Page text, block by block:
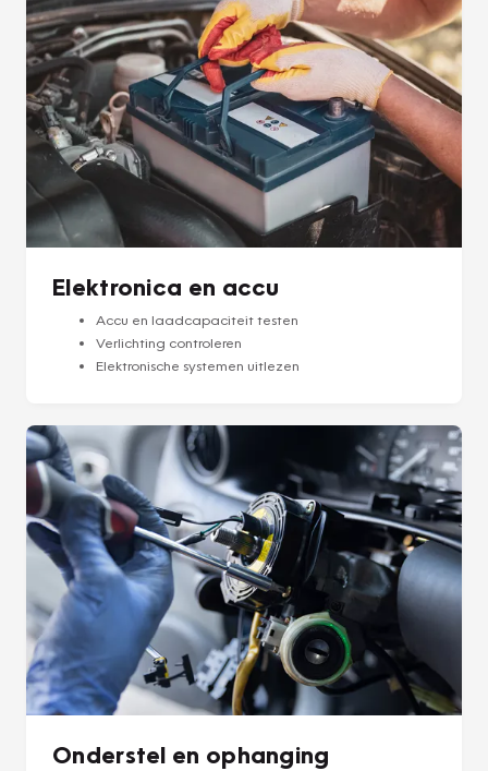
Elektronica en accu
Accu en laadcapaciteit testen
Verlichting controleren
Elektronische systemen uitlezen
Onderstel en ophanging